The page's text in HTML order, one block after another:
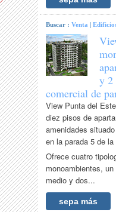
Buscar :Venta |
y 2
comercial de
View Punta del
diez pisos de
amenidades
en la parada 5 de
Ofrece cuatro
monoambientes,
medio y dos...
sepa más